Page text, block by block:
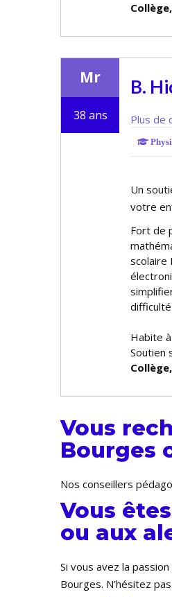
Mr
38 ans
B.
Plus de
Un
votre
Fort de
scolaire
Habite à
Soutien
Vous
Bourges
Nos conseillers
Vous
ou aux
Si vous avez la
Bourges. N’hésitez